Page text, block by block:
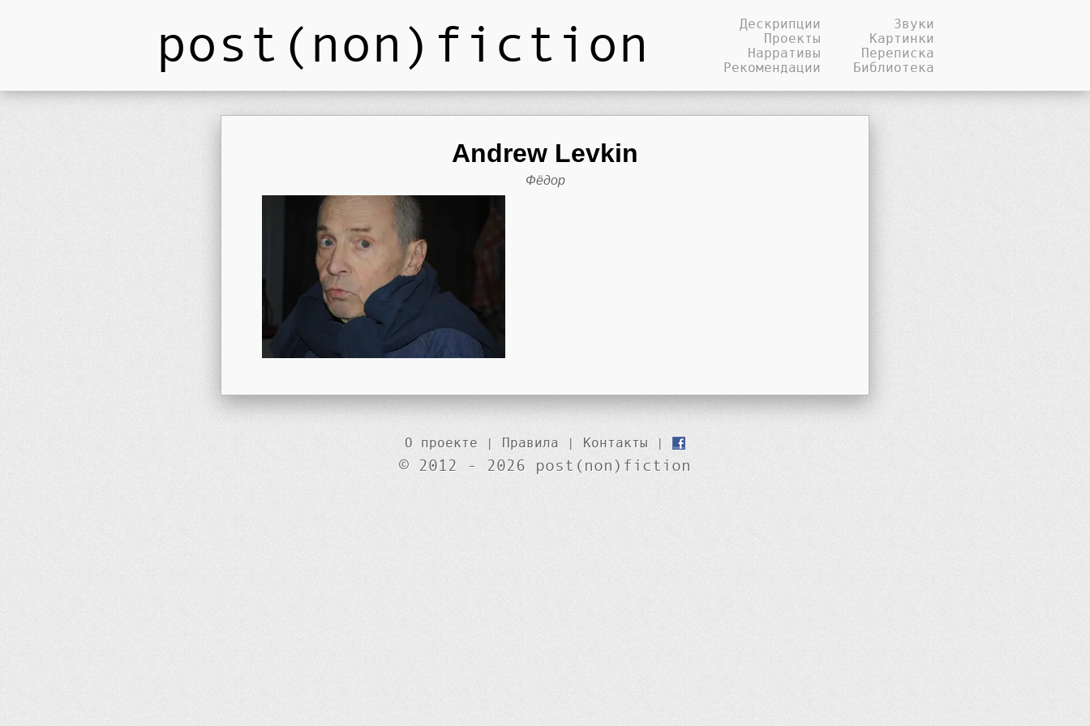
post(non)fiction
Дескрипции
Проекты
Нарративы
Рекомендации
Звуки
Картинки
Переписка
Библиотека
Andrew Levkin
Фёдор
О проекте | Правила | Контакты |
© 2012 - 2026 post(non)fiction